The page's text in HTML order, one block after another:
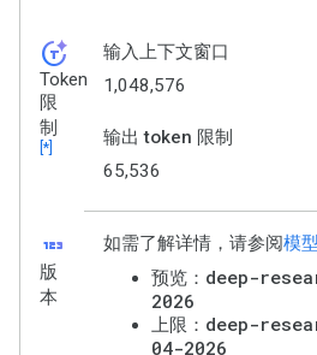
token_auto
Token
限
制
[*]
输入上下文窗口
1,048,576
输出 token 限制
65,536
123
版
本
如需了解详情，请参阅模
预览： deep-
2026
上限： deep-
04-2026